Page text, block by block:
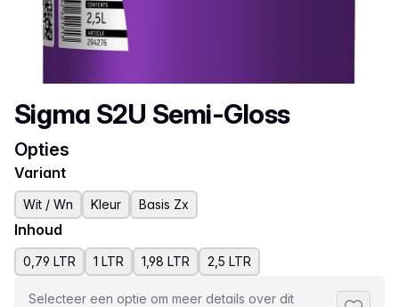
Productnaam
Sigma S2U Semi-Gloss
Opties
Variant
Wit / Wn Kleur Basis Zx
Inhoud
0,79 LTR 1 LTR 1,98 LTR 2,5 LTR
Selecteer een optie om meer details over dit